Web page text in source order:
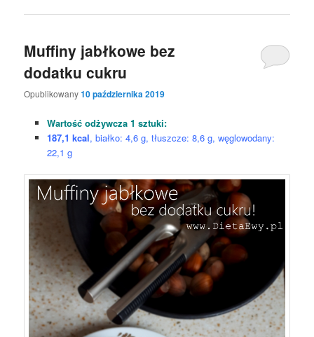
Muffiny jabłkowe bez
dodatku cukru
Opublikowany10 października 2019
Wartość odżywcza 1 sztuki:
187,1 kcal, białko: 4,6 g, tłuszcze: 8,6 g, węglowodany:
22,1 g